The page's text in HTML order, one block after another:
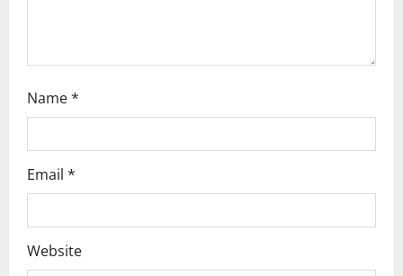
Name*
Email *
Website